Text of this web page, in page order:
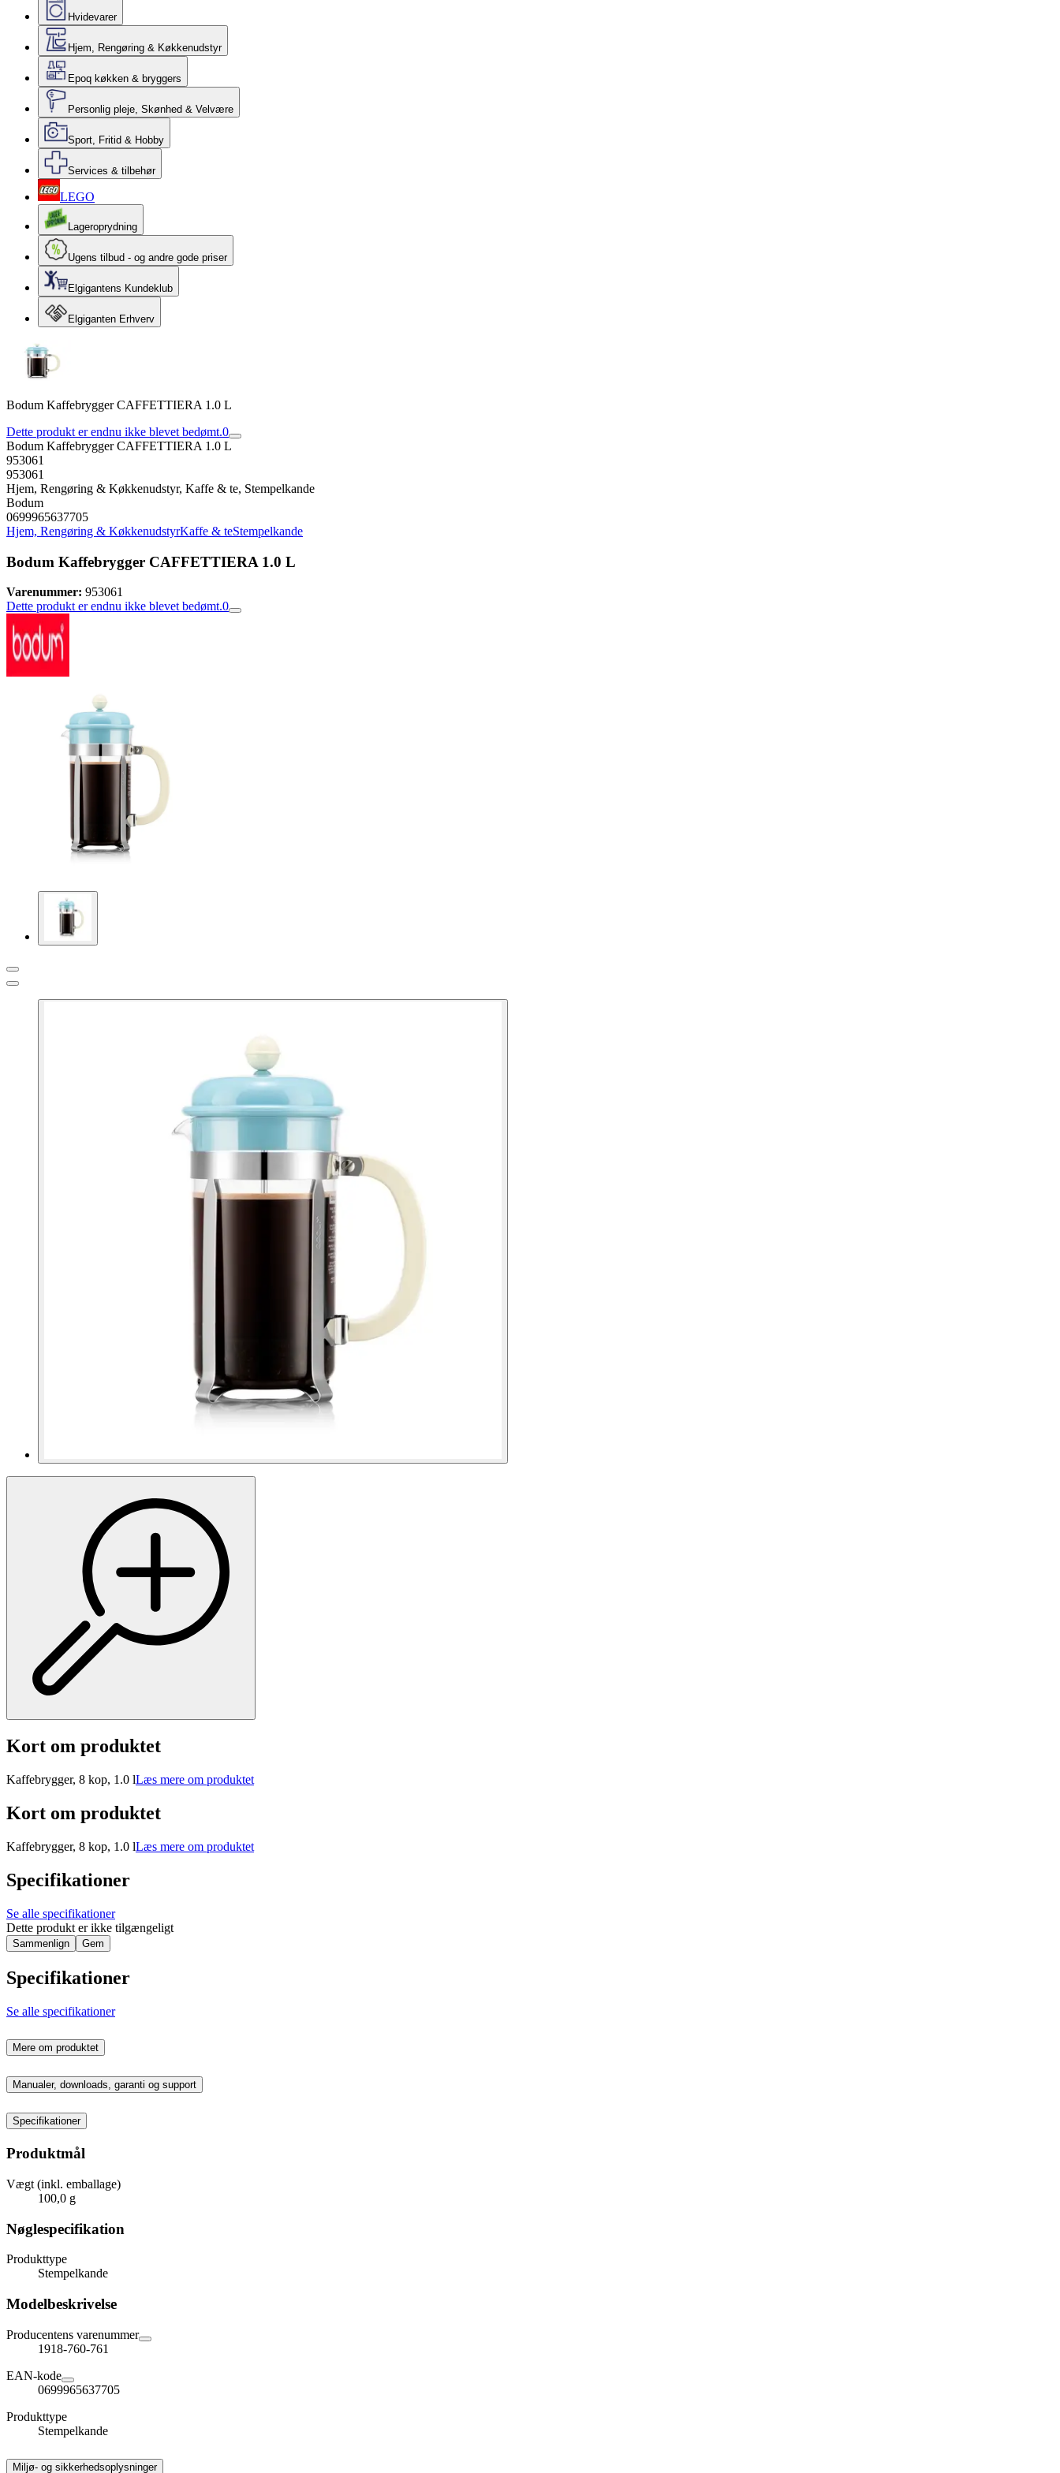
Hvidevarer
Hjem, Rengøring & Køkkenudstyr
Epoq køkken & bryggers
Personlig pleje, Skønhed & Velvære
Sport, Fritid & Hobby
Services & tilbehør
LEGO
Lageroprydning
Ugens tilbud - og andre gode priser
Elgigantens Kundeklub
Elgiganten Erhverv
Bodum Kaffebrygger CAFFETTIERA 1.0 L
Dette produkt er endnu ikke blevet bedømt.0
Bodum Kaffebrygger CAFFETTIERA 1.0 L
953061
953061
Hjem, Rengøring & Køkkenudstyr, Kaffe & te, Stempelkande
Bodum
0699965637705
Hjem, Rengøring & KøkkenudstyrKaffe & teStempelkande
Bodum Kaffebrygger CAFFETTIERA 1.0 L
Varenummer: 953061
Dette produkt er endnu ikke blevet bedømt.0
Kort om produktet
Kaffebrygger, 8 kop, 1.0 lLæs mere om produktet
Kort om produktet
Kaffebrygger, 8 kop, 1.0 lLæs mere om produktet
Specifikationer
Se alle specifikationer
Dette produkt er ikke tilgængeligt
Sammenlign Gem
Specifikationer
Se alle specifikationer
Mere om produktet
Manualer, downloads, garanti og support
Specifikationer
Produktmål
Vægt (inkl. emballage)
100,0 g
Nøglespecifikation
Produkttype
Stempelkande
Modelbeskrivelse
Producentens varenummer
1918-760-761
EAN-kode
0699965637705
Produkttype
Stempelkande
Miljø- og sikkerhedsoplysninger